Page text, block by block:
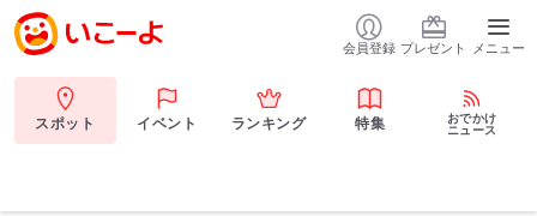
会員登録 プレゼント メニュー
スポット イベント ランキング 特集
おでかけ
ニュース